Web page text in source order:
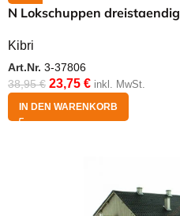
N Lokschuppen dreistaendig
Kibri
Art.Nr. 3-37806
38,95€ 23,75 € inkl. MwSt.
IN DEN WARENKORB